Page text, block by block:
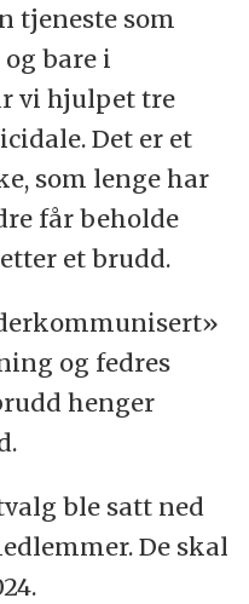
tjeneste som
bare i
vi hjulpet tre
Det er et
som lenge har
får beholde
et brudd.
og fedres
henger
ble satt ned
De skal